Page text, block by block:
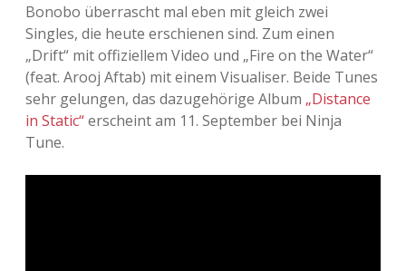
Adventskalender 2024
Bonobo überrascht mal eben mit gleich zwei
Singles, die heute erschienen sind. Zum einen
„Drift“ mit offiziellem Video und „Fire on the Water“
(feat. Arooj Aftab) mit einem Visualiser. Beide Tunes
sehr gelungen, das dazugehörige Album „Distance
in Static“erscheint am 11. September bei Ninja
Tune.